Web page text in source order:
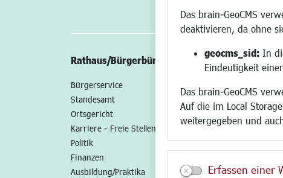
Das brain-GeoCMS
deaktivieren, da ohne
geocms_sid: In
Eindeutigkeit
Das brain-GeoCMS
Auf die im Local
weitergegeben und
Erfassen einer
Rathaus/Bürgerbüro
Bürgerservice
Standesamt
Ortsgericht
Karriere - Freie Stellen
Politik
Finanzen
Ausbildung/Praktika
Wirtschaft/
Gewerbeflächen
Handel und
Fairer Handel